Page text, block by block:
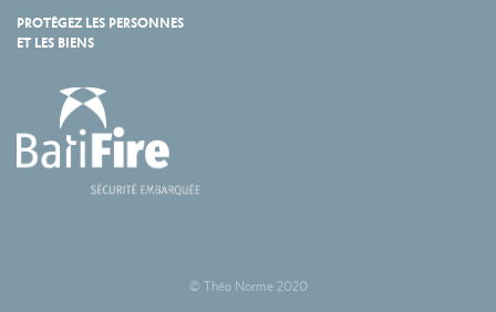
PROTÉGEZ LES PERSONNES
ET LES BIENS
© Théo Norme 2020